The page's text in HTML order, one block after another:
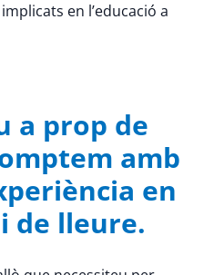
en l’educació a
a prop de
amb
en
de lleure.